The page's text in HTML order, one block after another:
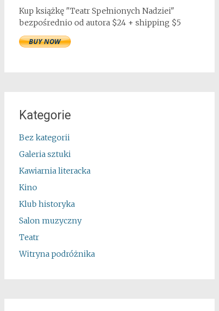
Kup książkę "Teatr Spełnionych Nadziei"
bezpośrednio od autora $24 + shipping $5
Kategorie
Bez kategorii
Galeria sztuki
Kawiarnia literacka
Kino
Klub historyka
Salon muzyczny
Teatr
Witryna podróżnika